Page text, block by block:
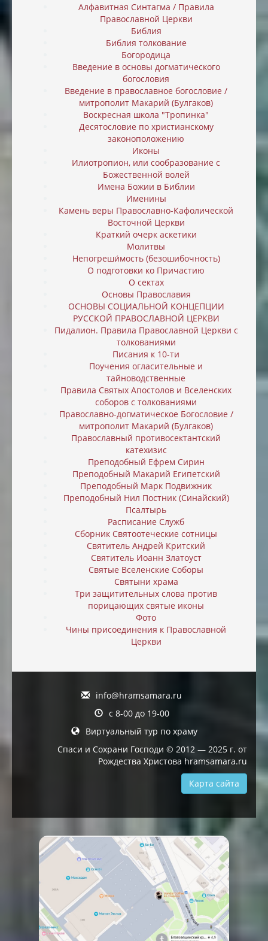
Алфавитная Синтагма / Правила
Православной Церкви
Библия
Библия толкование
Богородица
Введение в основы догматического
богословия
Введение в православное богословие /
митрополит Макарий (Булгаков)
Воскресная школа "Тропинка"
Десятословие по христианскому
законоположению
Иконы
Илиотропион, или cообразование с
Божественной волей
Имена Божии в Библии
Именины
Камень веры Православно-Кафолической
Восточной Церкви
Краткий очерк аскетики
Молитвы
Непогреши́мость (безошибочность)
О подготовки ко Причастию
О сектах
Основы Православия
ОСНОВЫ СОЦИАЛЬНОЙ КОНЦЕПЦИИ
РУССКОЙ ПРАВОСЛАВНОЙ ЦЕРКВИ
Пидалион. Правила Православной Церкви с
толкованиями
Писания к 10-ти
Поучения огласительные и
тайноводственные
Правила Святых Апостолов и Вселенских
соборов с толкованиями
Православно-догматическое Богословие /
митрополит Макарий (Булгаков)
Православный противосектантский
катехизис
Преподобный Ефрем Сирин
Преподобный Макарий Египетский
Преподобный Марк Подвижник
Преподобный Нил Постник (Синайский)
Псалтырь
Расписание Служб
Сборник Святоотеческие сотницы
Святитель Андрей Критский
Святитель Иоанн Златоуст
Святые Вселенские Соборы
Святыни храма
Три защитительных слова против
порицающих святые иконы
Фото
Чины присоединения к Православной
Церкви
info@hramsamara.ru
с 8-00 до 19-00
Виртуальный тур по храму
Спаси и Сохрани Господи © 2012 — 2025 г. от
Рождества Христова hramsamara.ru
Карта сайта